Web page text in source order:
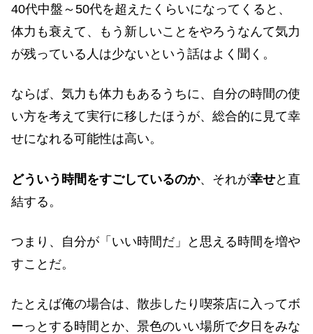
40代中盤～50代を超えたくらいになってくると、
体力も衰えて、もう新しいことをやろうなんて気力
が残っている人は少ないという話はよく聞く。
ならば、気力も体力もあるうちに、自分の時間の使
い方を考えて実行に移したほうが、総合的に見て幸
せになれる可能性は高い。
どういう時間をすごしているのか、それが幸せと直
結する。
つまり、自分が「いい時間だ」と思える時間を増や
すことだ。
たとえば俺の場合は、散歩したり喫茶店に入ってボ
ーっとする時間とか、景色のいい場所で夕日をみな